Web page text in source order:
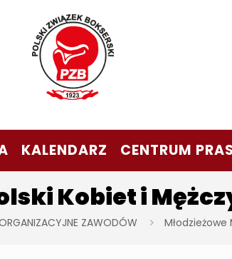
KALENDARZ CENTRUM
Kobiet i
ZAWODÓW